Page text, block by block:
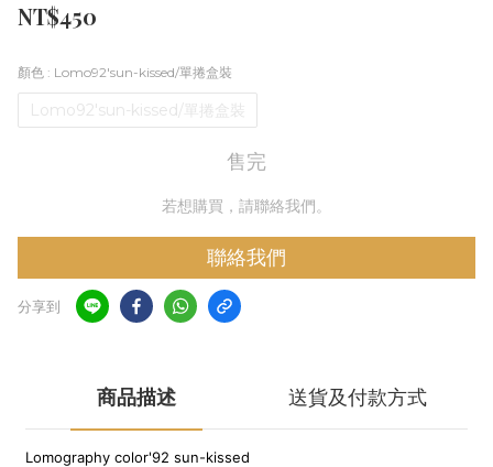
NT$450
顏色 : Lomo92'sun-kissed/單捲盒裝
Lomo92'sun-kissed/單捲盒裝
售完
若想購買，請聯絡我們。
聯絡我們
分享到
商品描述 送貨及付款方式
Lomography color'92 sun-kissed